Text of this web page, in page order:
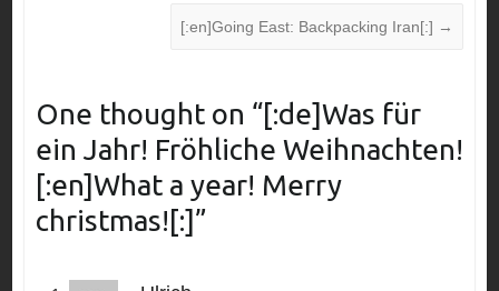
[:en]Going East: Backpacking Iran[:] →
One thought on “[:de]Was für
ein Jahr! Fröhliche Weihnachten!
[:en]What a year! Merry
christmas![:]”